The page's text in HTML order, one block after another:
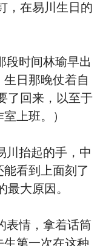
，在易川生日的
时间林瑜早出
日那晚仗着自
了回来，以至于
上班。）
抬起的手，中
看到上面刻了
大原因。
情，拿着话筒
第一次在这种